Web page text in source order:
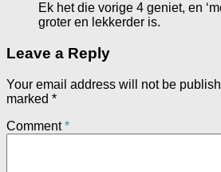
Ek het die vorige 4 geniet, en
groter en lekkerder is.
Leave a Reply
Your email address will not be
marked *
Comment*